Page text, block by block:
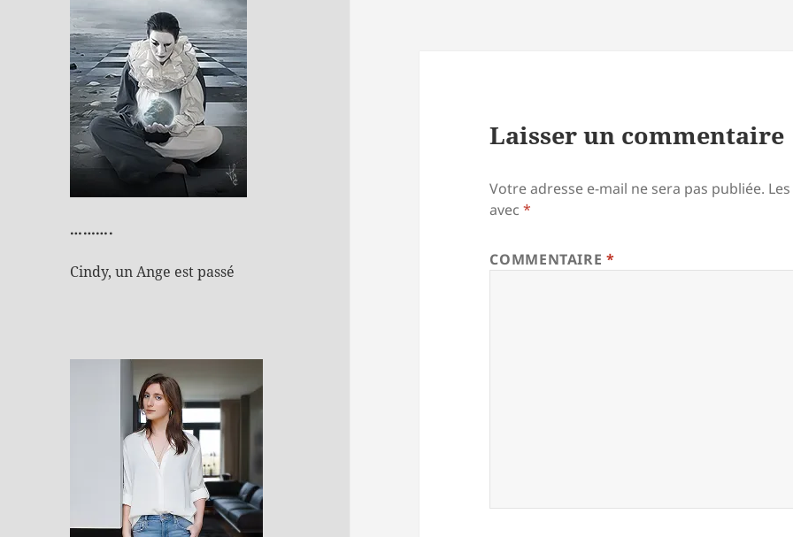
……….
Cindy, un Ange est passé
Laisser un commentaire
Votre adresse e-mail ne sera pas publiée.
avec*
COMMENTAIRE*